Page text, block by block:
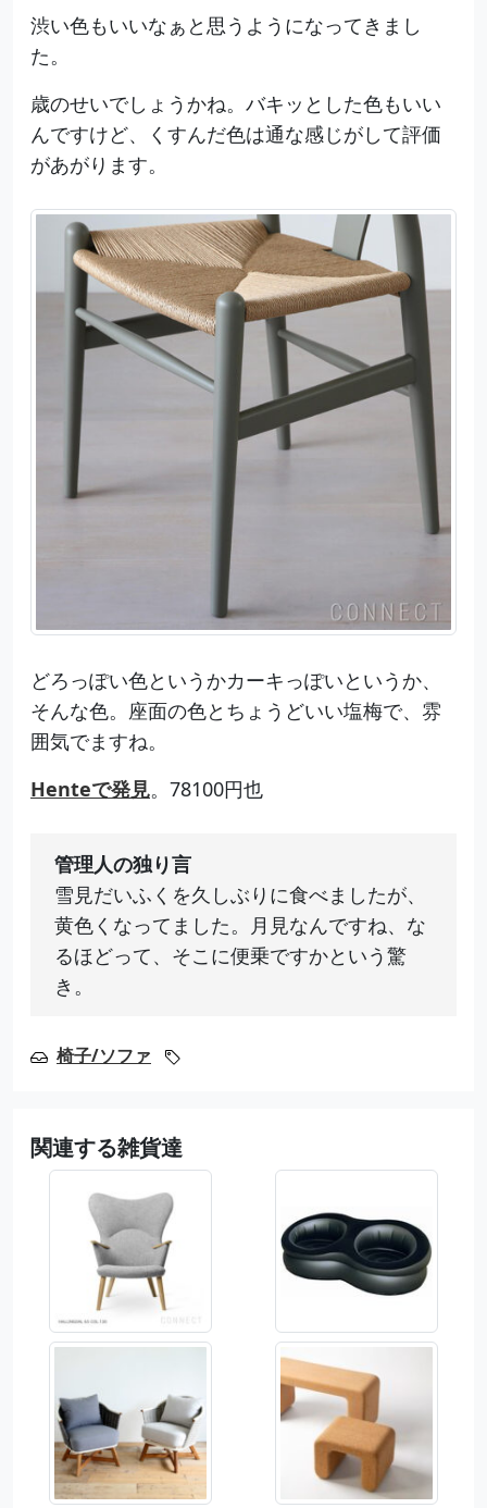
渋い色もいいなぁと思うようになってきまし
た。
歳のせいでしょうかね。バキッとした色もいい
んですけど、くすんだ色は通な感じがして評価
があがります。
どろっぽい色というかカーキっぽいというか、
そんな色。座面の色とちょうどいい塩梅で、雰
囲気でますね。
Henteで発見。78100円也
管理人の独り言
雪見だいふくを久しぶりに食べましたが、
黄色くなってました。月見なんですね、な
るほどって、そこに便乗ですかという驚
き。
椅子/ソファ
関連する雑貨達